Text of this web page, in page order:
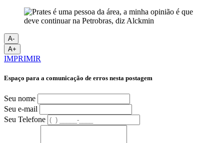
A-
A+
IMPRIMIR
Espaço para a comunicação de erros nesta postagem
Seu nome
Seu e-mail
Seu Telefone